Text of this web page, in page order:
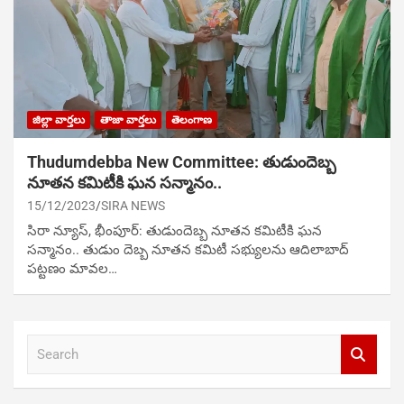
జిల్లా వార్తలు తాజా వార్తలు తెలంగాణ
Thudumdebba New Committee: తుడుందెబ్బ
నూతన కమిటీకి ఘన సన్మానం..
15/12/2023 SIRA NEWS
సిరా న్యూస్, భీంపూర్‌: తుడుందెబ్బ నూతన కమిటీకి ఘన
సన్మానం.. తుడుం దెబ్బ నూతన కమిటీ సభ్యులను ఆదిలాబాద్‌
పట్టణం మావల…